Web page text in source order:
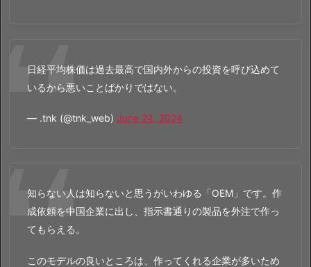
日経平均株価は過去最高で国内外からの投資を呼び込めて
いるから悪いことばかりではない。
— .tnk (@tnk_web) June 24, 2024
知らない人は知らないと思うがいわゆる「OEM」です。作
成依頼を中国企業に出し、指示書通りの製品を外注で作っ
てもらえる。
このモデルの良いところは、作ってくれる企業が多いため